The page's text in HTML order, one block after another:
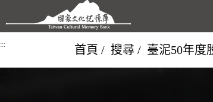
跳到主要內容區塊
::: 首頁 搜尋 臺泥50年度